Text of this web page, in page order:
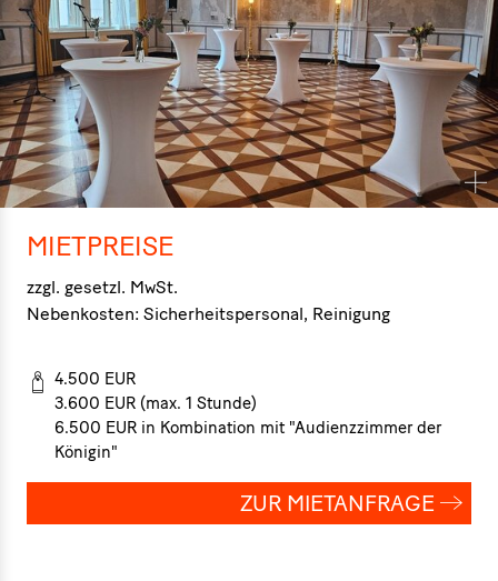
MIETPREISE
zzgl. gesetzl. MwSt.
Nebenkosten: Sicherheitspersonal, Reinigung
4.500 EUR
3.600 EUR (max. 1 Stunde)
6.500 EUR in Kombination mit "Audienzzimmer der
Königin"
ZUR MIETANFRAGE